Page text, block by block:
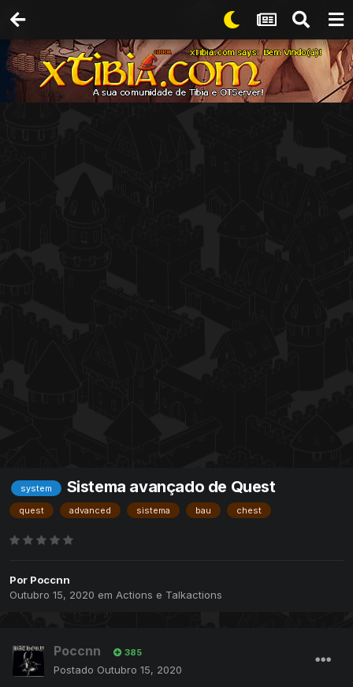
system Sistema avançado de Quest
quest advanced sistema bau chest
Por Poccnn
Outubro 15, 2020 em Actions e Talkactions
Poccnn 385
Postado Outubro 15, 2020